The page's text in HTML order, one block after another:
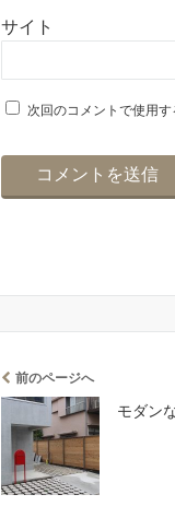
サイト
次回のコメントで使用
前のページへ
モダン